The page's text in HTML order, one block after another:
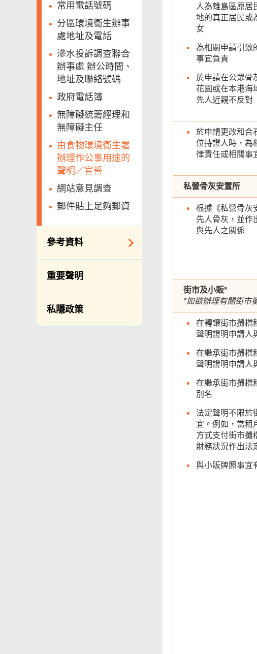
常用電話號碼
分區環境衞生辦事
處地址及電話
滲水投訴調查聯合
辦事處 辦公時間、
地址及聯絡號碼
政府電話簿
無障礙統籌經理和
無障礙主任
由食物環境衞生署
辦理作公事用途的
聲明／宣誓
網站意見調查
郵件貼上足夠郵資
參考資料
年度整合開放數據
計劃（包含空間數
據計劃）
立法會事務
促進種族平等
重要聲明
私隱政策
人為離島區原居
地的真正居民或
女
為相關申請引致
事宜負責
於申請在公眾骨
花園或在本港海
先人近親不反對
於申請更改和合
位持證人時，為
律責任或相關事
私營骨灰安置所
根據《私營骨灰
先人骨灰，並作
與先人之關係
街市及小販*
*如欲辦理有關街市
在轉讓街市攤檔
聲明證明申請人
在繼承街市攤檔
聲明證明申請人
在繼承街市攤檔
別名
法定聲明不限於
宜。例如，當租
方式支付街市攤
財務狀況作出法
與小販牌照事宜